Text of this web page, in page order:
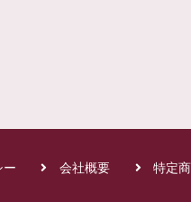
ー 会社概要 特定